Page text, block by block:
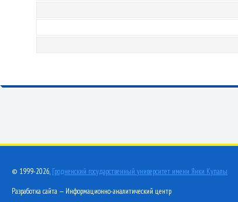
© 1999-2026, Гродненский государственный университет имени Янки Купалы
Разработка сайта — Информационно-аналитический центр